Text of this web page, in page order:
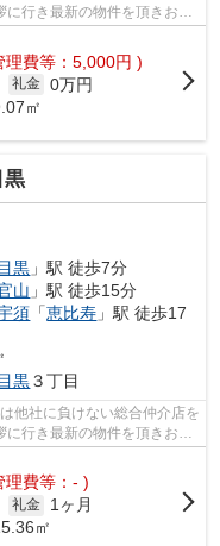
に行き最新の物件を頂きお客
理費等：5,000円 )
礼金 0万円
㎡
黒
黒 」駅 徒歩7分
山 」駅 徒歩15分
須 「恵比寿 」駅 徒歩17
黒３丁目
他社に負けない総合仲介店を
行き最新の物件を頂きお客
理費等：- )
礼金
1ヶ月
㎡